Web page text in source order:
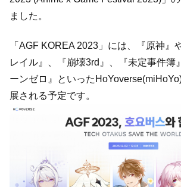
ました。
「AGF KOREA 2023」には、『原神』
レイル』、『崩壊3rd』、『未定事件簿
ーンゼロ』といった
展される予定です。